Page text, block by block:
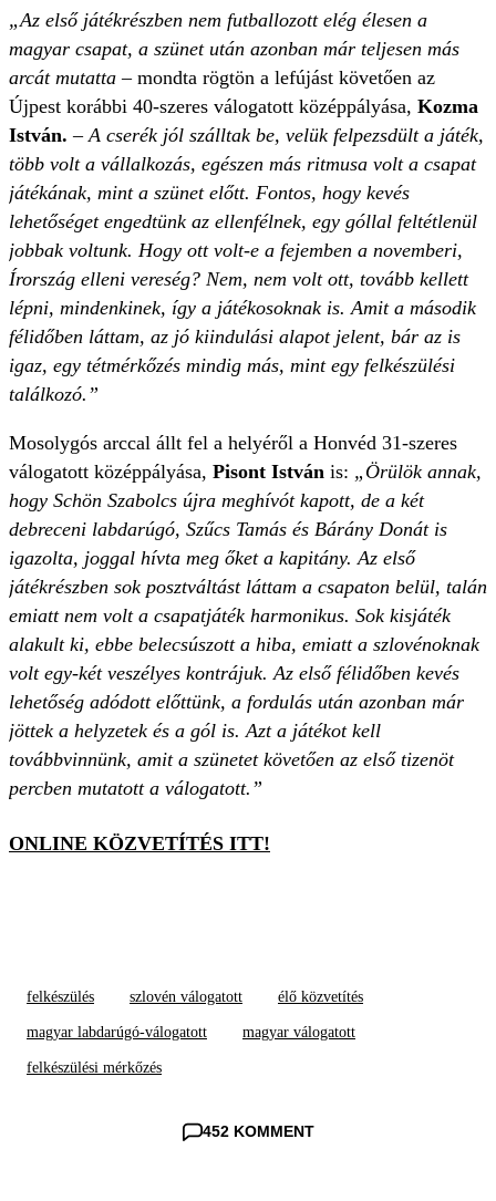
„Az első játékrészben nem futballozott elég élesen a
magyar csapat, a szünet után azonban már teljesen más
arcát mutatta– mondta rögtön a lefújást követően az
Újpest korábbi 40-szeres válogatott középpályása, Kozma
István. –A cserék jól szálltak be, velük felpezsdült a játék,
több volt a vállalkozás, egészen más ritmusa volt a csapat
játékának, mint a szünet előtt. Fontos, hogy kevés
lehetőséget engedtünk az ellenfélnek, egy góllal feltétlenül
jobbak voltunk. Hogy ott volt-e a fejemben a novemberi,
Írország elleni vereség? Nem, nem volt ott, tovább kellett
lépni, mindenkinek, így a játékosoknak is. Amit a második
félidőben láttam, az jó kiindulási alapot jelent, bár az is
igaz, egy tétmérkőzés mindig más, mint egy felkészülési
találkozó.”
Mosolygós arccal állt fel a helyéről a Honvéd 31-szeres
válogatott középpályása, Pisont István is: „Örülök annak,
hogy Schön Szabolcs újra meghívót kapott, de a két
debreceni labdarúgó, Szűcs Tamás és Bárány Donát is
igazolta, joggal hívta meg őket a kapitány. Az első
játékrészben sok posztváltást láttam a csapaton belül, talán
emiatt nem volt a csapatjáték harmonikus. Sok kisjáték
alakult ki, ebbe belecsúszott a hiba, emiatt a szlovénoknak
volt egy-két veszélyes kontrájuk. Az első félidőben kevés
lehetőség adódott előttünk, a fordulás után azonban már
jöttek a helyzetek és a gól is. Azt a játékot kell
továbbvinnünk, amit a szünetet követően az első tizenöt
percben mutatott a válogatott.”
ONLINE KÖZVETÍTÉS ITT!
felkészülés szlovén válogatott élő közvetítés
magyar labdarúgó-válogatott magyar válogatott
felkészülési mérkőzés
452 KOMMENT